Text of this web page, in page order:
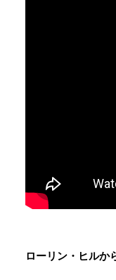
ローリン・ヒルか